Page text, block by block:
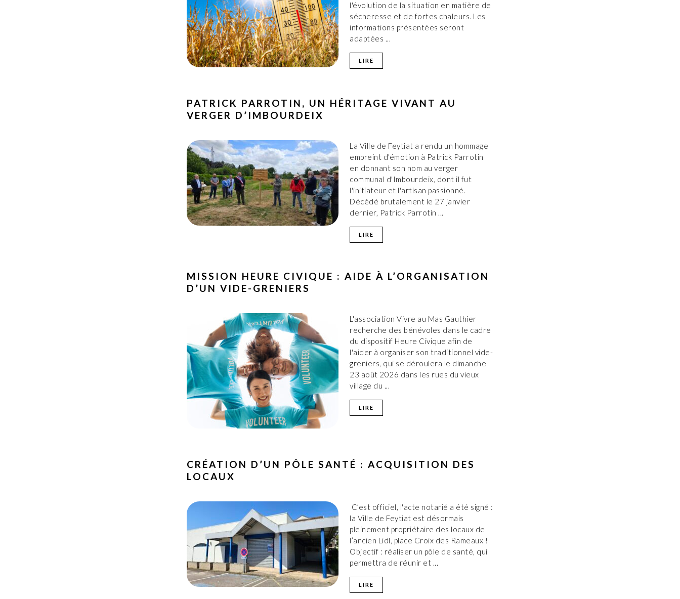
l'évolution de la situation en matière de
sécheresse et de fortes chaleurs. Les
informations présentées seront
adaptées ...
LIRE
PATRICK PARROTIN, UN HÉRITAGE VIVANT AU
VERGER D’IMBOURDEIX
La Ville de Feytiat a rendu un hommage
empreint d'émotion à Patrick Parrotin
en donnant son nom au verger
communal d'Imbourdeix, dont il fut
l'initiateur et l'artisan passionné.
Décédé brutalement le 27 janvier
dernier, Patrick Parrotin ...
LIRE
MISSION HEURE CIVIQUE : AIDE À L’ORGANISATION
D’UN VIDE-GRENIERS
L'association Vivre au Mas Gauthier
recherche des bénévoles dans le cadre
du dispositif Heure Civique afin de
l'aider à organiser son traditionnel vide-
greniers, qui se déroulera le dimanche
23 août 2026 dans les rues du vieux
village du ...
LIRE
CRÉATION D’UN PÔLE SANTÉ : ACQUISITION DES
LOCAUX
C’est officiel, l'acte notarié a été signé :
la Ville de Feytiat est désormais
pleinement propriétaire des locaux de
l’ancien Lidl, place Croix des Rameaux !
Objectif : réaliser un pôle de santé, qui
permettra de réunir et ...
LIRE